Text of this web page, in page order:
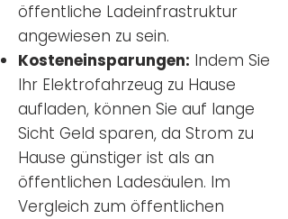
öffentliche Ladeinfrastruktur
angewiesen zu sein.
Kosteneinsparungen: Indem Sie
Ihr Elektrofahrzeug zu Hause
aufladen, können Sie auf lange
Sicht Geld sparen, da Strom zu
Hause günstiger ist als an
öffentlichen Ladesäulen. Im
Vergleich zum öffentlichen